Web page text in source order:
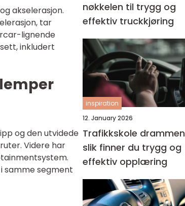
akselerasjon.
tar
lignende
inkludert
og den utvidede
Videre har
samme segment
nøkkelen til trygg og
effektiv truckkjøring
inspiration
12. January 2026
Trafikkskole drammen
slik finner du trygg og
effektiv opplæring